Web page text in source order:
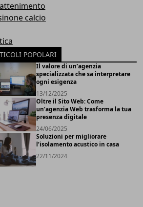
calcio
POPOLARI
Il valore di un’agenzia
specializzata che sa interpretare
ogni esigenza
13/12/2025
Oltre il Sito Web: Come
un'agenzia Web trasforma la tua
presenza digitale
24/06/2025
Soluzioni per migliorare
l’isolamento acustico in casa
22/11/2024